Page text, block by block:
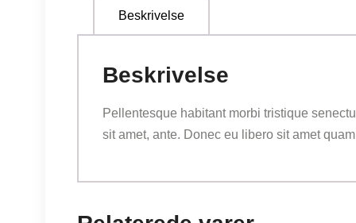
Beskrivelse
Beskrivelse
Pellentesque habitant morbi tristique
sit amet, ante. Donec eu libero sit amet